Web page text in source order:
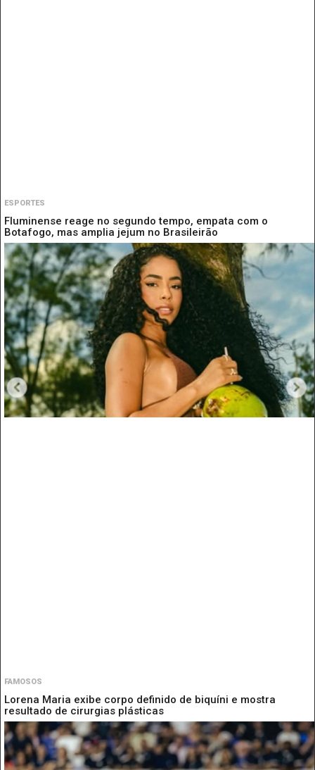
ESPORTES
Fluminense reage no segundo tempo, empata com o
Botafogo, mas amplia jejum no Brasileirão
FAMOSOS
Lorena Maria exibe corpo definido de biquíni e mostra
resultado de cirurgias plásticas